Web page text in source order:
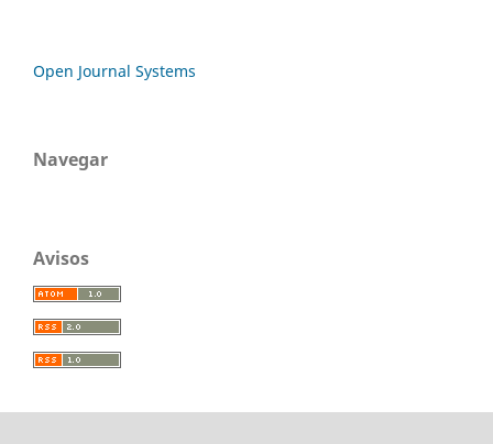
Open Journal Systems
Navegar
Avisos